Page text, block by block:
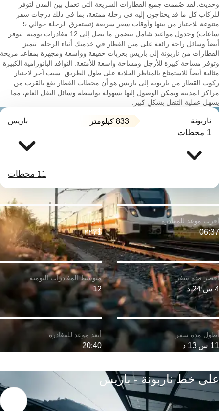
وحديث. لقد صُممت جميع القطارات السريعة التي تعمل بين المدن لتوفر
للركاب كل ما قد يحتاجون إليه في رحلة ممتعة، بما في ذلك درجات سفر
متنوعة للاختيار من بينها وأوقات سفر سريعة (تستغرق الرحلة حوالي 5
ساعات) وجدول مواعيد شامل يتضمن ما يصل إلى 12 مغادرات يومية. تتوفر
أيضاً وسائل راحة رائعة على متن القطار في خدمتك أثناء الرحلة. تتميز
القطارات من ناربونة إلى باريس بعربات خفيفة وواسعة ومجهزة بمقاعد مريحة
وتوفر مساحة كبيرة للأرجل ومساحة واسعة للأمتعة. النوافذ البانورامية الكبيرة
مثالية أيضاً للاستمتاع بالمناظر الخلابة على طول الطريق. سبب آخر لاختيار
ركوب القطار من ناربونة إلى باريس هو أن محطات القطار تقع بالقرب من
مراكز المدينة ويمكن الوصول إليها بسهولة بواسطة وسائل النقل العام، مما
يسهل عملية التنقل بشكلٍ كبير.
ناربونة 833 كيلومتر باريس
1 محطات
11 محطات
4 س 24 د
06:37
11 س 13 د
$٢٢٢
12
20:40
على خط ناربونة - باريس